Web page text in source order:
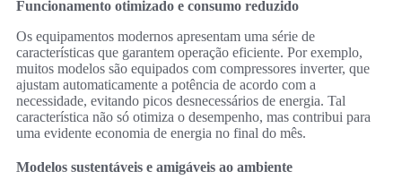
Funcionamento otimizado e consumo reduzido
Os equipamentos modernos apresentam uma série de
características que garantem operação eficiente. Por exemplo,
muitos modelos são equipados com compressores inverter, que
ajustam automaticamente a potência de acordo com a
necessidade, evitando picos desnecessários de energia. Tal
característica não só otimiza o desempenho, mas contribui para
uma evidente economia de energia no final do mês.
Modelos sustentáveis e amigáveis ao ambiente